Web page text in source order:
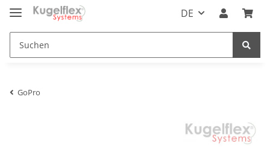
DE
GoPro